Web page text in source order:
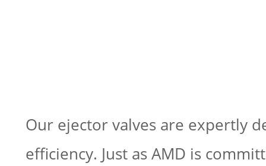
Our ejector valves are expertly
efficiency. Just as AMD is